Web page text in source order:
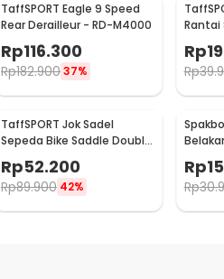
TaffSPORT Eagle 9 Speed
Rear Derailleur - RD-M4000
Rp116.300
Rp182.90037%
Rantai
Rp
Rp
TaffSPORT Jok Sadel
Sepeda Bike Saddle Double
ZF15
Rp52.200
Rp89.900 42%
Rp
Rp